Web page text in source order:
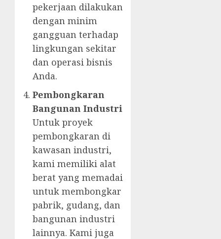
pekerjaan dilakukan
dengan minim
gangguan terhadap
lingkungan sekitar
dan operasi bisnis
Anda.
Pembongkaran
Bangunan Industri
Untuk proyek
pembongkaran di
kawasan industri,
kami memiliki alat
berat yang memadai
untuk membongkar
pabrik, gudang, dan
bangunan industri
lainnya. Kami juga